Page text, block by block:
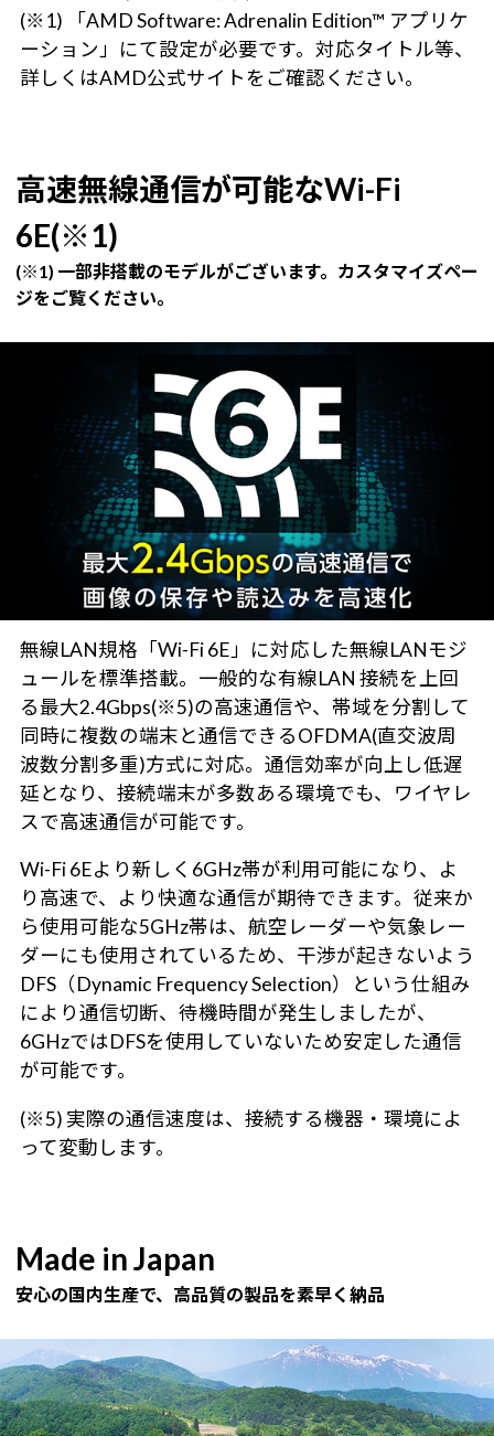
(※1) 「AMD Software: Adrenalin Edition™ アプリケ
ーション」にて設定が必要です。対応タイトル等、
詳しくはAMD公式サイトをご確認ください。
高速無線通信が可能なWi-Fi
6E(※1)
(※1) 一部非搭載のモデルがございます。カスタマイズペー
ジをご覧ください。
無線LAN規格「Wi-Fi 6E」に対応した無線LANモジ
ュールを標準搭載。一般的な有線LAN 接続を上回
る最大2.4Gbps(※5)の高速通信や、帯域を分割して
同時に複数の端末と通信できるOFDMA(直交波周
波数分割多重)方式に対応。通信効率が向上し低遅
延となり、接続端末が多数ある環境でも、ワイヤレ
スで高速通信が可能です。
Wi-Fi 6Eより新しく6GHz帯が利用可能になり、よ
り高速で、より快適な通信が期待できます。従来か
ら使用可能な5GHz帯は、航空レーダーや気象レー
ダーにも使用されているため、干渉が起きないよう
DFS（Dynamic Frequency Selection）という仕組み
により通信切断、待機時間が発生しましたが、
6GHzではDFSを使用していないため安定した通信
が可能です。
(※5) 実際の通信速度は、接続する機器・環境によ
って変動します。
Made in Japan
安心の国内生産で、高品質の製品を素早く納品